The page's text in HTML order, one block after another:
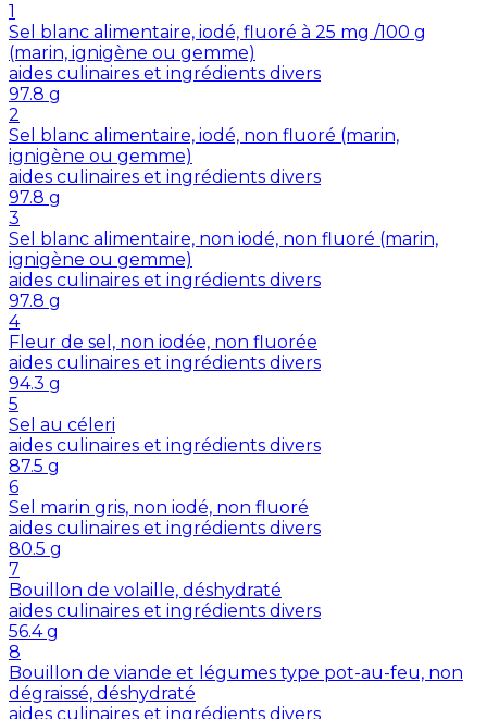
1
Sel blanc alimentaire, iodé, fluoré à 25 mg /100 g
(marin, ignigène ou gemme)
aides culinaires et ingrédients divers
97.8 g
2
Sel blanc alimentaire, iodé, non fluoré (marin,
ignigène ou gemme)
aides culinaires et ingrédients divers
97.8 g
3
Sel blanc alimentaire, non iodé, non fluoré (marin,
ignigène ou gemme)
aides culinaires et ingrédients divers
97.8 g
4
Fleur de sel, non iodée, non fluorée
aides culinaires et ingrédients divers
94.3 g
5
Sel au céleri
aides culinaires et ingrédients divers
87.5 g
6
Sel marin gris, non iodé, non fluoré
aides culinaires et ingrédients divers
80.5 g
7
Bouillon de volaille, déshydraté
aides culinaires et ingrédients divers
56.4 g
8
Bouillon de viande et légumes type pot-au-feu, non
dégraissé, déshydraté
aides culinaires et ingrédients divers